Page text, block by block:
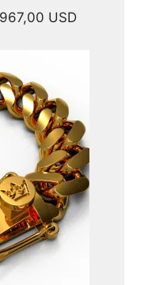
USDRango
hasta
45.967,00